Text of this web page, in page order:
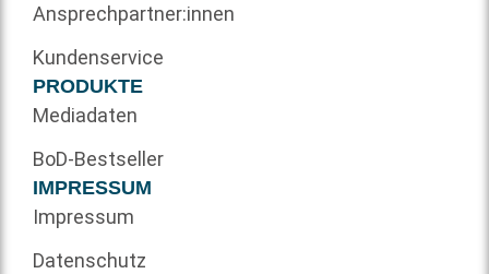
Ansprechpartner:innen
Kundenservice
PRODUKTE
Mediadaten
BoD-Bestseller
IMPRESSUM
Impressum
Datenschutz